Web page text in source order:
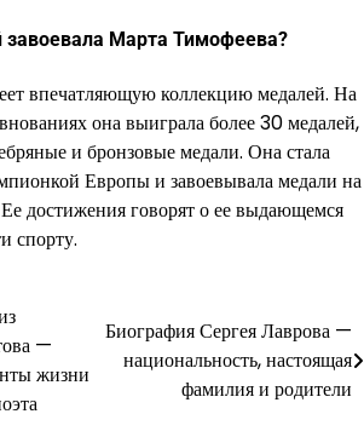
завоевала Марта Тимофеева?
впечатляющую коллекцию медалей. На
она выиграла более 30 медалей,
и бронзовые медали. Она стала
Европы и завоевывала медали на
достижения говорят о ее выдающемся
спорту.
—
жизни
Биография Сергея Лаврова —
национальность, настоящая
фамилия и родители